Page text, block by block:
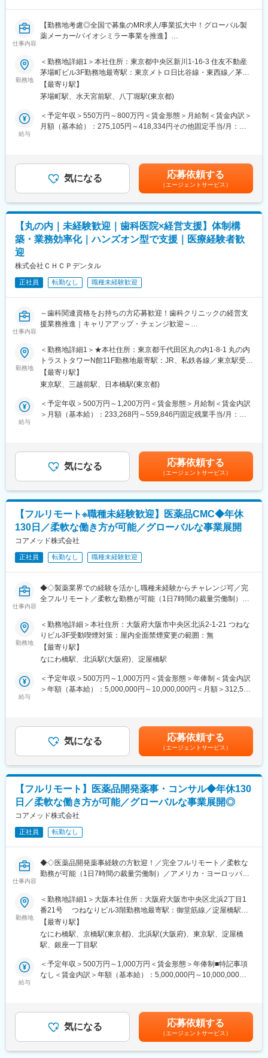
・進行管理、スケジュール管理、マイルストーン管理
・リリースに向けた関係者調整、情報整理
・開発プロセス、チケット管理、リリース運用等の継続的な改善
■開発体制
PM、PdM、テックリード、エンジニア、QA、デザイナー等、計
アジャイルで開発を進めています。
◎Slack、Notion、GitHub、Google Workspace等を活用。リモー
トでの情報共有・プロジェクト推進を実施。
変更の範囲：会社の定める業務
仕事内容
【勤務地考慮◎全国で募集のMR求人/事業拡大中！グローバル製
薬メーカー/バイオシミラー事業を推進】
バイオ医薬品を開発・製造する総合ヘルスケアグループの日本法
人である当社にて、MRを募集いたします。
■業務内容：
・MR職務の担当エリアにおいて当社製品の新規口座開設ならびに
シェアの拡大を目指す
・販売目標を達成させるために卸との協業を推進する
践する
■当社の特徴：
韓国セルトリオングループは、韓国株式市場KOSPIに上市してい
るバイオ医薬品を開発・製造する企業の中で、常に時価総額が
です。
ミラー＊を含めたバイオ医薬品を日本で販売するため、セルトリ
今後の更なる事業拡大に向け、ご自身の経験やノウハウを発揮頂
ます。
＊バイオシミラー：先行バイオ医薬品と同等/同質の品質、安全性
および有効性を有し、異なる製造販売業者により開発される医薬
■事業の特徴：
開発から臨床試験、規制関連業務、製造、流通まで、バイオ医薬
品事業の全プロセスに対応するワンストップソリューションを提
供することで、世界中の患者様にバイオ医薬品の新しい治療の選
択肢をお届けしています。
変更の範囲：会社の定める業務
勤務地
＜勤務地詳細1＞本社住所：東京都中央区新川1-16-3 住友不動産
茅場町ビル3F勤務地最寄駅：東京メトロ日比谷線・東西線／茅場
町駅受動喫煙対策：敷地内喫煙可能場所あり＜勤務地詳細2＞全国
住所：全国 受動喫煙対策：敷地内全面禁煙変更の範囲：会社の定
【最寄り駅】
茅場町駅、水天宮前駅、八丁堀駅(東京都)
給与
＜予定年収＞550万円～800万円＜賃金形態＞月給制＜賃金内訳＞
月額（基本給）：275,105円～418,334円その他固定手当/月：
残業手当＞有＜給与補足＞※年収は経験に応じて決定します。年収
には営業手当を含みます。※固定残業代は、時間外労働の有無に関
わらず40時間分が付きます。※別途営業日当支給（2,000円/日）賃
金はあくまでも目安の金額であり、選考を通じて上下する可能性
があります。月給(月額)は固定手当を含めた表記です。
気になる 応募依頼する
（エージェントサービス）
【丸の内｜未経験歓迎｜歯科医院×経営支援】体制構
築・業務効率化｜ハンズオン型で支援｜医療経験者歓
迎
株式会社ＣＨＣＰデンタル
正社員 転勤なし 職種未経験歓迎
仕事内容
～歯科関連資格をお持ちの方応募歓迎！歯科クリニックの経営支
援業務推進｜キャリアアップ・チェンジ歓迎～
■ ポジション概要
歯科クリニックの経営支援業務。適切なガバナンス体制の構築や
業務の効率化、採用・教育といった面での支援も実施。誰もが働
きやすい環境を実現するとともに、目まぐるしく変化する歯科業
界の中で、競争力を発揮できる医院づくりをバックアップしてい
きます。
・適切なガバナンス体制の構築、意思決定の高度化
・共同購買、本部機能、ICT導入による業務オペレーションの効率
・歯科業界におけるベストプラクティス診療の導入・従業員教育
の充実と働き方改革の実践
・地域に所在する病院、施設(自宅含む)との連携強化
・集患マーケティングの企画、Web戦略立案、実行
▼一部事例
・採用・教育・シフトコントロールの実践によるリテンションの
向上
・従業員教育の充実と働き方改革の実践
・地域に所在する病院、施設(自宅含む)との連携強化
・共同購買、本部機能、ICT導入による業務オペレーションの効率
化
・金融機関からの信頼を背景とした成長資金の提供
・経営承継後における後継者の確保と体制構築
■組織体制
CHCPグループ企業数／社員数
・企業数：9社
・社員数：約150名
グループ拠点数
・病院：全国3,076床
・薬局：全国186店舗
・在宅サービス拠点：323拠点
・歯科医院：237チェア
勤務地
＜勤務地詳細1＞★本社住所：東京都千代田区丸の内1-8-1 丸の内
トラストタワーN館11F勤務地最寄駅：JR、私鉄各線／東京駅受動
喫煙対策：屋内全面禁煙＜勤務地詳細2＞在宅勤務（直行直帰）住
所：大阪府 受動喫煙対策：屋内全面禁煙変更の範囲：本文参照
【最寄り駅】
東京駅、三越前駅、日本橋駅(東京都)
給与
＜予定年収＞500万円～1,200万円＜賃金形態＞月給制＜賃金内訳
＞月額（基本給）：233,268円～559,846円固定残業手当/月：
上記、想定年収のためスキルやご経験に応じて変動する可能性あ
り■昇給：有（※会社業績、勤務成績、成果に応じる）■賞与：有
（※会社業績に応じる。上記想定年収には賞与含まず）賃金はあく
までも目安の金額であり、選考を通じて上下する可能性がありま
す。月給(月額)は固定手当を含めた表記です。
気になる 応募依頼する
（エージェントサービス）
【フルリモート※職種未経験歓迎】医薬品CMC◆年休
130日／柔軟な働き方が可能／グローバルな事業展開
コアメッド株式会社
正社員 転勤なし 職種未経験歓迎
仕事内容
◆◇製薬業界での経験を活かし職種未経験からチャレンジ可／完
全フルリモート／柔軟な勤務が可能（1日7時間の裁量労働制）／
戦略のコンサルティング会社◆◇
■仕事内容：
医薬品開発におけるCMC領域を中心に、コンサルティングおよび
各種申請資料の作成業務をお任せします。
新薬承認に関わる品質・製造・試験に関する戦略立案から資料作
成までを担っていただきます。
る資料の整備・評価・助言・企画の設定
・製造方法/試験方法に関する資料の評価・助言
・安定性試験に関する資料の評価・助言
・外国製造業者認定、原薬等登録等
※クライアントは欧米製薬会社または外資系製薬会社がほとんどで
す。
※プロジェクトは一人で行うのではなく、現社員と共に分担し業務
にあたっていただきます。
■教育体制：
通常医薬品メーカー出身が会員である関西医薬協会に、当社は会
員として登録しています。業界関連のセミナーにも参加すること
プデートできる環境です。
■働き方：
◎完全在宅勤務のため、拠点（東京・大阪）の近くにお住まいで
なくてもご就業いただけます。
場合、お子様の通院やご都合に合わせて業務時間を調整できま
す。
・会議や打ち合わせで必要な時は大阪・東京等へ出張（宿泊も伴
います）が発生します。
※国内出張の頻度は1~3回/年です。（海外出張はほとんどありませ
勤務地
＜勤務地詳細＞本社住所：大阪府大阪市中央区北浜2-1-21 つねな
りビル3F受動喫煙対策：屋内全面禁煙変更の範囲：無
【最寄り駅】
なにわ橋駅、北浜駅(大阪府)、淀屋橋駅
給与
＜予定年収＞500万円～1,000万円＜賃金形態＞年俸制＜賃金内訳
＞年額（基本給）：5,000,000円～10,000,000円＜月額＞312,500
平均で夏2ヶ月分、冬2ヶ月分）賃金はあくまでも目安の金額であ
り、選考を通じて上下する可能性があります。月給(月額)は固定手
当を含めた表記です。
気になる 応募依頼する
（エージェントサービス）
【フルリモート】医薬品開発薬事・コンサル◆年休130
日／柔軟な働き方が可能／グローバルな事業展開◎
コアメッド株式会社
正社員 転勤なし
仕事内容
◆◇医薬品開発薬事経験の方歓迎！／完全フルリモート／柔軟な
勤務が可能（1日7時間の裁量労働制）／アメリカ・ヨーロッパ企
会社◆◇
■業務内容：
医薬品開発における薬事戦略の立案・評価・助言を中心としたコ
ンサルティング業務をお任せします。承認取得に向けた最適な戦
略を設計する上流ポジションです。
・クライアントの基本戦略を踏まえた薬事戦略の立案
・三極規制当局との事前相談を含むリエゾン業務および規制動向
の調査・分析・アドバイス
・新薬ライセンス導入時のデューデリジェンス対応
勤務地
＜勤務地詳細1＞大阪本社住所：大阪府大阪市中央区北浜2丁目1
番21号 つねなりビル3階勤務地最寄駅：御堂筋線／淀屋橋駅受
動喫煙対策：屋内全面禁煙＜勤務地詳細2＞東京支社住所：東京都
千代田区丸の内1-11-1 パシフィックセンチュリープレイス丸の内
13階 受動喫煙対策：屋内全面禁煙変更の範囲：無
【最寄り駅】
なにわ橋駅、京橋駅(東京都)、北浜駅(大阪府)、東京駅、淀屋橋
駅、銀座一丁目駅
給与
＜予定年収＞500万円～1,000万円＜賃金形態＞年俸制■特記事項
なし＜賃金内訳＞年額（基本給）：5,000,000円～10,000,000円
額であり、選考を通じて上下する可能性があります。月給(月額)は
固定手当を含めた表記です。
気になる 応募依頼する
（エージェントサービス）